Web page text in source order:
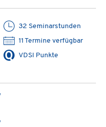
32 Seminarstunden
11 Termine verfügbar
VDSI Punkte